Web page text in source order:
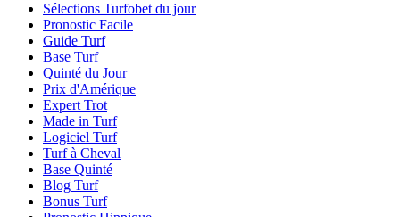
Sélections Turfobet du jour
Pronostic Facile
Guide Turf
Base Turf
Quinté du Jour
Prix d'Amérique
Expert Trot
Made in Turf
Logiciel Turf
Turf à Cheval
Base Quinté
Blog Turf
Bonus Turf